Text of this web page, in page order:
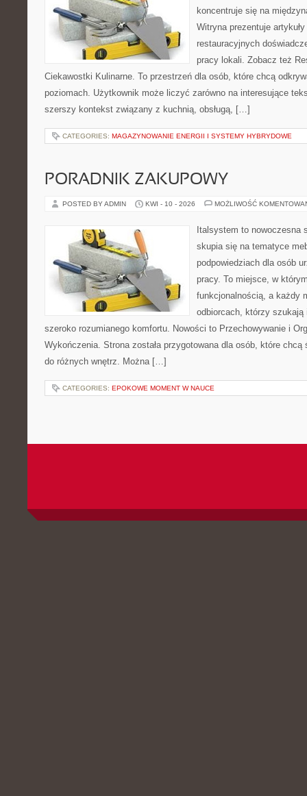
koncentruje się na
Witryna prezentuje
restauracyjnych
pracy lokali. Zobacz też
Ciekawostki Kulinarne. To przestrzeń dla osób, które chcą
poziomach. Użytkownik może liczyć zarówno na interesujące
szerszy kontekst związany z kuchnią, obsługą, […]
CATEGORIES: MAGAZYNOWANIE ENERGII I SYSTEMY HYBRYDOWE
PORADNIK ZAKUPOWY
POSTED BY ADMIN KWI - 10 - 2026 MOŻLIWOŚĆ
Italsystem to nowoczesna
skupia się na tematyce
podpowiedziach dla osób
pracy. To miejsce, w
funkcjonalnością, a każdy
odbiorcach, którzy
szeroko rozumianego komfortu. Nowości to Przechowywanie i
Wykończenia. Strona została przygotowana dla osób, które chcą
do różnych wnętrz. Można […]
CATEGORIES: EPOKOWE MOMENT W NAUCE